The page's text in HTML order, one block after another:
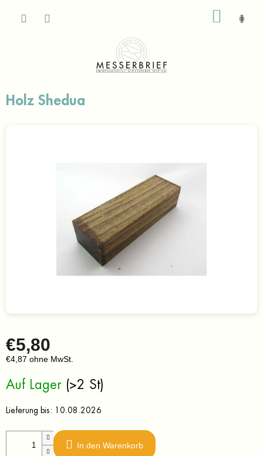
Holz Shedua
€5,80
€4,87 ohne MwSt.
Auf Lager (>2 St)
Lieferung bis: 10.08.2026
In den Warenkorb